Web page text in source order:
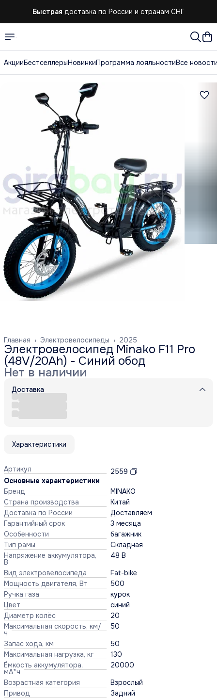
Быстрая доставка по России и странам СНГ
АкцииБестселлерыНовинкиПрограмма лояльностиВсе
2025
Электровелосипеды ›
Главная ›
Электровелосипед Minako F11 Pro
(48V/20Ah) - Синий обод
Нет в наличии
Доставка
Характеристики
Артикул
2559
Основные характеристики
Бренд
MINAKO
Страна производства
Китай
Доставка по России
Доставляем
Гарантийный срок
3 месяца
Особенности
багажник
Тип рамы
Складная
Напряжение аккумулятора,
В
48 В
Вид электровелосипеда
Fat-bike
Мощность двигателя, Вт
500
Ручка газа
курок
Цвет
синий
Диаметр колёс
20
Максимальная скорость, км/
ч
50
Запас хода, км
50
Максимальная нагрузка, кг
130
Ёмкость аккумулятора,
мА*ч
20000
Возрастная категория
Взрослый
Привод
Задний